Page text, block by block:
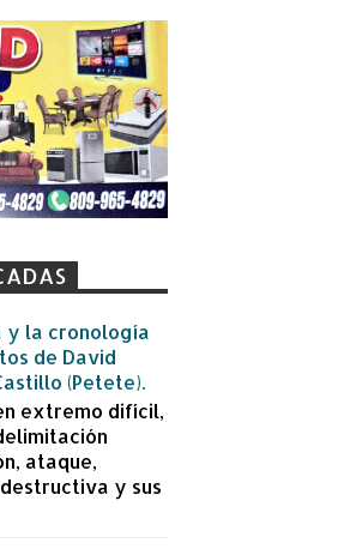
y la cronología
de David
(Petete).
extremo difícil,
ataque,
y sus